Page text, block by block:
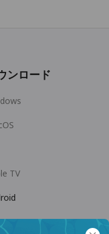
ンロード
TV